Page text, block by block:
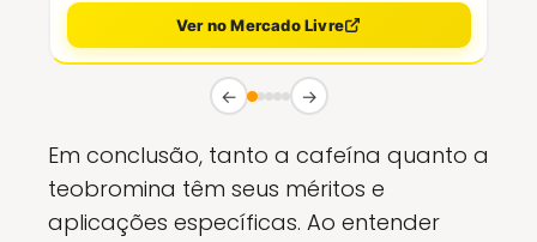
Ver no Mercado Livre
← →
Em conclusão, tanto a cafeína quanto a
teobromina têm seus méritos e
aplicações específicas. Ao entender